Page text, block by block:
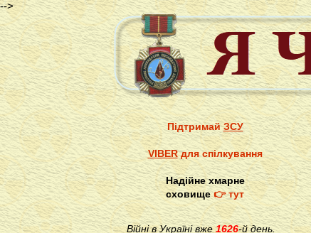
-->
ПідтримайЗСУ
VIBERдля спілкування
Надійне хмарне
сховище👉 тут
Війні в Україні вже1626-й день.